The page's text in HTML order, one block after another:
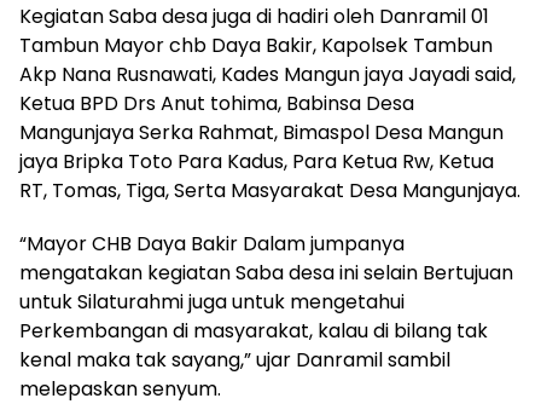
Kegiatan Saba desa juga di hadiri oleh Danramil 01
Tambun Mayor chb Daya Bakir, Kapolsek Tambun
Akp Nana Rusnawati, Kades Mangun jaya Jayadi said,
Ketua BPD Drs Anut tohima, Babinsa Desa
Mangunjaya Serka Rahmat, Bimaspol Desa Mangun
jaya Bripka Toto Para Kadus, Para Ketua Rw, Ketua
RT, Tomas, Tiga, Serta Masyarakat Desa Mangunjaya.
“Mayor CHB Daya Bakir Dalam jumpanya
mengatakan kegiatan Saba desa ini selain Bertujuan
untuk Silaturahmi juga untuk mengetahui
Perkembangan di masyarakat, kalau di bilang tak
kenal maka tak sayang,” ujar Danramil sambil
melepaskan senyum.